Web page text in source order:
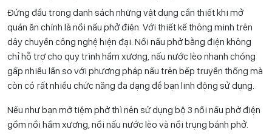
Đứng đầu trong danh sách những vật dụng cần thiết khi mở
quán ăn chính là nồi nấu phở điện. Với thiết kế thông minh trên
dây chuyền công nghệ hiện đại. Nồi nấu phở bằng điện không
chỉ hỗ trợ cho quy trình hầm xương, nấu nước lèo nhanh chóng
gấp nhiều lần so với phương pháp nấu trên bếp truyền thống mà
còn có rất nhiều chức năng đa dạng để bạn linh động sử dụng.
Nếu như bạn mở tiệm phở thì nên sử dụng bộ 3 nồi nấu phở điện
gồm nồi hầm xương, nồi nấu nước lèo và nồi trụng bánh phở.